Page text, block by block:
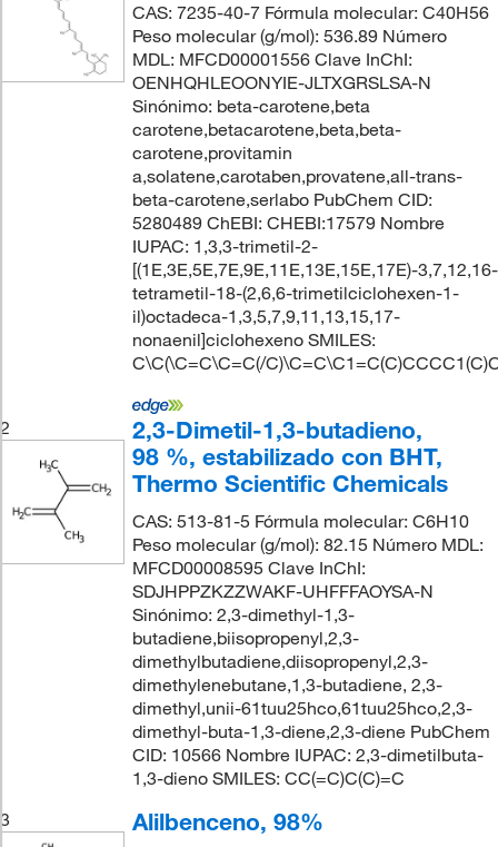
CAS: 7235-40-7 Fórmula molecular: C40H56
Peso molecular (g/mol): 536.89 Número
MDL: MFCD00001556 Clave InChI:
OENHQHLEOONYIE-JLTXGRSLSA-N
Sinónimo: beta-carotene,beta
carotene,betacarotene,beta,beta-
carotene,provitamin
a,solatene,carotaben,provatene,all-trans-
beta-carotene,serlabo PubChem CID:
5280489 ChEBI: CHEBI:17579 Nombre
IUPAC: 1,3,3-trimetil-2-
[(1E,3E,5E,7E,9E,11E,13E,15E,17E)-3,7,12,16-
tetrametil-18-(2,6,6-trimetilciclohexen-1-
il)octadeca-1,3,5,7,9,11,13,15,17-
nonaenil]ciclohexeno SMILES:
C\C(\C=C\C=C(/
2
2,3-Dimetil-1,3-butadieno,
98 %, estabilizado con BHT,
Thermo Scientific Chemicals
CAS: 513-81-5 Fórmula molecular: C6H10
Peso molecular (g/mol): 82.15 Número MDL:
MFCD00008595 Clave InChI:
SDJHPPZKZZWAKF-UHFFFAOYSA-N
Sinónimo: 2,3-dimethyl-1,3-
butadiene,biisopropenyl,2,3-
dimethylbutadiene,diisopropenyl,2,3-
dimethylenebutane,1,3-butadiene, 2,3-
dimethyl,unii-61tuu25hco,61tuu25hco,2,3-
dimethyl-buta-1,3-diene,2,3-diene PubChem
CID: 10566 Nombre IUPAC: 2,3-dimetilbuta-
1,3-dieno SMILES: CC(=C)C(C)=C
3
Alilbenceno, 98%